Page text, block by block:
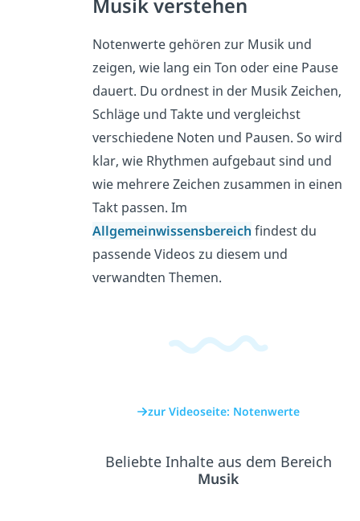
Musik verstehen
Notenwerte gehören zur Musik und
zeigen, wie lang ein Ton oder eine Pause
dauert. Du ordnest in der Musik Zeichen,
Schläge und Takte und vergleichst
verschiedene Noten und Pausen. So wird
klar, wie Rhythmen aufgebaut sind und
wie mehrere Zeichen zusammen in einen
Takt passen. Im
Allgemeinwissensbereich findest du
passende Videos zu diesem und
verwandten Themen.
zur Videoseite: Notenwerte
Beliebte Inhalte aus dem Bereich
Musik